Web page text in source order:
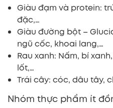
Giàu đạm và protein:
đặc,…
Giàu đường bột –
ngũ cốc, khoai lang,…
Rau xanh: Nấm, bí
lốt,…
Trái cây: cóc, dâu tây,
Nhóm thực phẩm ít